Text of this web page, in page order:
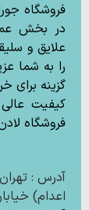
در بخش
علایق و
را به شما
گزینه برای
کیفیت
فروشگاه
آدرس :
اعدام)